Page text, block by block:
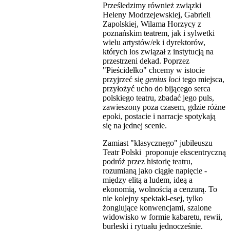
Prześledzimy również związki
Heleny Modrzejewskiej, Gabrieli
Zapolskiej, Wilama Horzycy z
poznańskim teatrem, jak i sylwetki
wielu artystów/ek i dyrektorów,
których los związał z instytucją na
przestrzeni dekad. Poprzez
"Pieścidełko" chcemy w istocie
przyjrzeć się genius loci tego miejsca,
przyłożyć ucho do bijącego serca
polskiego teatru, zbadać jego puls,
zawieszony poza czasem, gdzie różne
epoki, postacie i narracje spotykają
się na jednej scenie.
Zamiast "klasycznego" jubileuszu
Teatr Polski proponuje ekscentryczną
podróż przez historię teatru,
rozumianą jako ciągłe napięcie -
między elitą a ludem, ideą a
ekonomią, wolnością a cenzurą. To
nie kolejny spektakl-esej, tylko
żonglujące konwencjami, szalone
widowisko w formie kabaretu, rewii,
burleski i rytuału jednocześnie.